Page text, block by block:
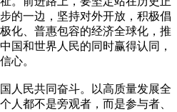
的一边，坚持对外开放，积极倡
化、普惠包容的经济全球化，推
国和世界人民的同时赢得认同，
心。
民共同奋斗。以高质量发展全
人都不是旁观者，而是参与者、